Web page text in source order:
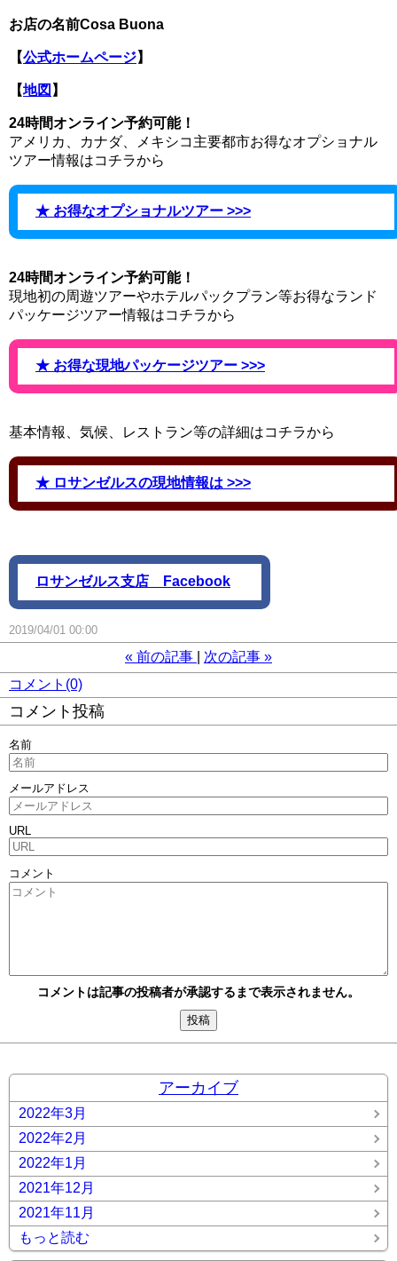
お店の名前Cosa Buona
【公式ホームページ】
【地図 】
24時間オンライン予約可能！
アメリカ、カナダ、メキシコ主要都市お得なオプショナル
ツアー情報はコチラから
★ お得なオプショナルツアー >>>
24時間オンライン予約可能！
現地初の周遊ツアーやホテルパックプラン等お得なランド
パッケージツアー情報はコチラから
★ お得な現地パッケージツアー >>>
基本情報、気候、レストラン等の詳細はコチラから
★ ロサンゼルスの現地情報は >>>
ロサンゼルス支店 Facebook
2019/04/01 00:00
« 前の記事 次の記事 »
コメント(0)
コメント投稿
名前
メールアドレス
URL
コメント
コメントは記事の投稿者が承認するまで表示されません。
アーカイブ
2022年3月
2022年2月
2022年1月
2021年12月
2021年11月
もっと読む